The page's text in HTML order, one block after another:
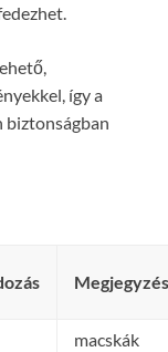
így a
biztonságban
Megjegyzés
macskák